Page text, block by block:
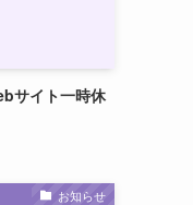
サイト一時休
お知らせ